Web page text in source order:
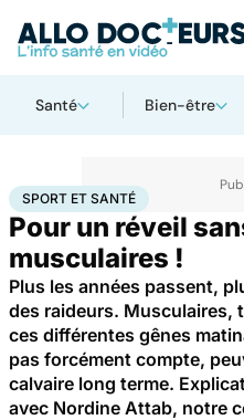
Santé Bien-être
AccueilBien-êtreSport santé Sport
SPORT ET SANTÉ
Pour un réveil
musculaires !
Plus les années passent,
des raideurs. Musculaires,
ces différentes gênes
pas forcément compte,
calvaire long terme.
avec Nordine Attab, notre